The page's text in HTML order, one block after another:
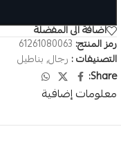
اضافة الى المفضلة
رمز المنتج: 61261080063
التصنيفات : رجال, بناطيل
Share:
معلومات إضافية